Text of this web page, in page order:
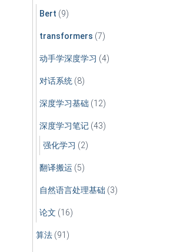
Bert (9)
transformers (7)
动手学深度学习 (4)
对话系统 (8)
深度学习基础 (12)
深度学习笔记 (43)
强化学习 (2)
翻译搬运 (5)
自然语言处理基础 (3)
论文 (16)
算法 (91)